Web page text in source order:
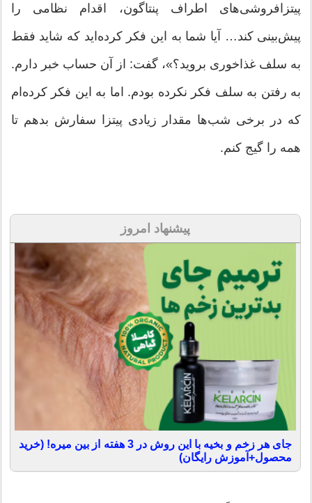
پیتزافروشی‌های اطراف پنتاگون، اقدام نظامی را
پیش‌بینی کند… آیا شما به این فکر کرده‌اید که شاید فقط
به سلف غذاخوری بروید؟»، گفت: از آن حساب خبر دارم.
به رفتن به سلف فکر نکرده بودم. اما به این فکر کرده‌ام
که در برخی شب‌ها مقدار زیادی پیتزا سفارش بدهم تا
همه را گیج کنم.
پیشنهاد امروز
جای هر زخم و بخیه با این روش در 3 هفته از بین میره! (خرید
محصول+آموزش رایگان)